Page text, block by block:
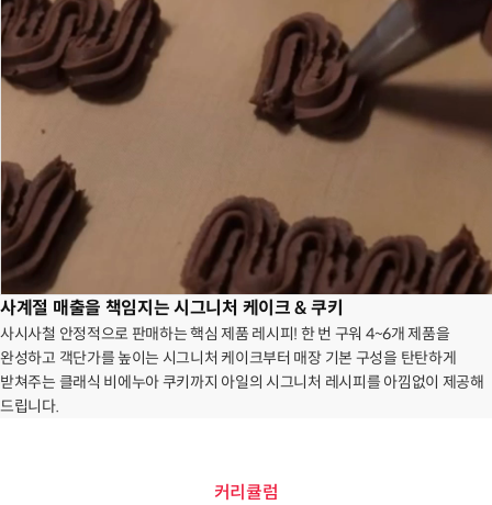
사계절 매출을 책임지는 시그니처 케이크 & 쿠키
사시사철 안정적으로 판매하는 핵심 제품 레시피! 한 번 구워 4~6개 제품을
완성하고 객단가를 높이는 시그니처 케이크부터 매장 기본 구성을 탄탄하게
받쳐주는 클래식 비에누아 쿠키까지 아일의 시그니처 레시피를 아낌없이 제공해
드립니다.
커리큘럼